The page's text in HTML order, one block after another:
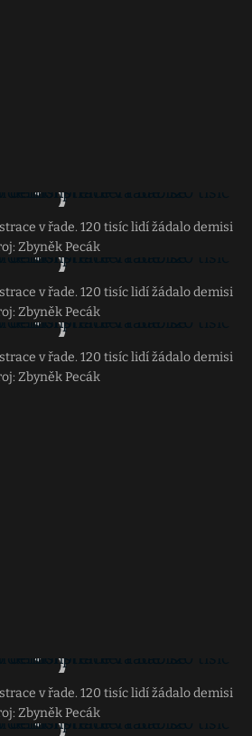
v řade. 120 tisíc lidí žádalo demisi
Zbyněk Pecák
v řade. 120 tisíc lidí žádalo demisi
Zbyněk Pecák
v řade. 120 tisíc lidí žádalo demisi
Zbyněk Pecák
v řade. 120 tisíc lidí žádalo demisi
Zbyněk Pecák